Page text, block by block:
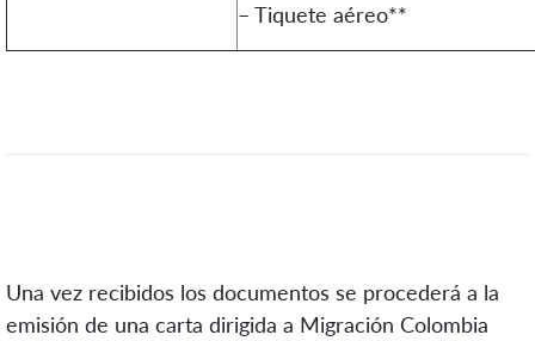
– Tiquete aéreo**
Una vez recibidos los documentos se procederá a la
emisión de una carta dirigida a Migración Colombia